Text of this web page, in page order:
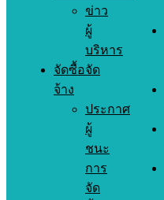
ข่าว
ผู้
บริหาร
จัดซื้อจัด
จ้าง
ประกาศ
ผู้
ชนะ
การ
จัด